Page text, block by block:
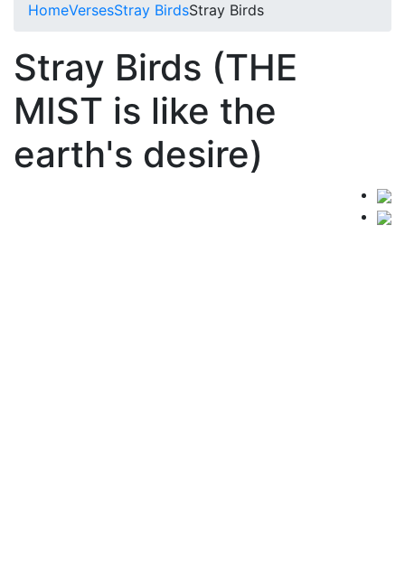
HomeVersesStray BirdsStray Birds
Stray Birds (THE
MIST is like the
earth's desire)